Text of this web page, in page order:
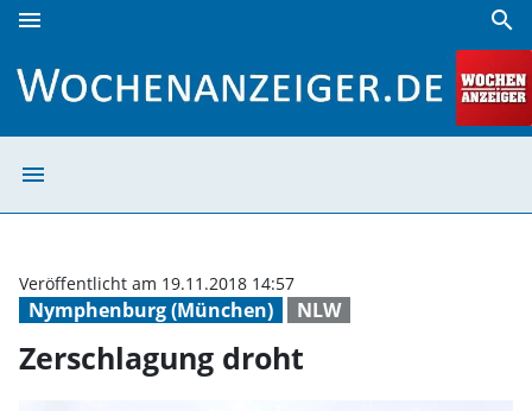
menu search
menu
Nymphenburg (München) NLW
Veröffentlicht am 19.11.2018 14:57
Zerschlagung droht